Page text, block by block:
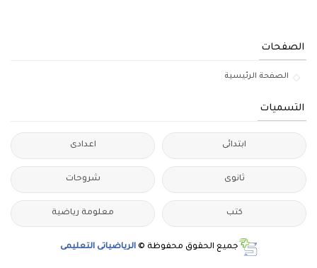
الصفحات
الصفحة الرئيسية
التسميات
ابتدائى اعدادى
ثانوى شروحات
كتب معلومة رياضية
جميع الحقوق محفوظة © الرياضياتى التعليمى